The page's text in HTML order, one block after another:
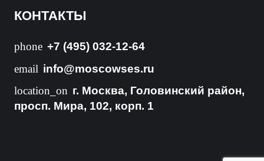
КОНТАКТЫ
phone +7 (495) 032-12-64
email info@moscowses.ru
location_on г. Москва, Головинский район,
просп. Мира, 102, корп. 1